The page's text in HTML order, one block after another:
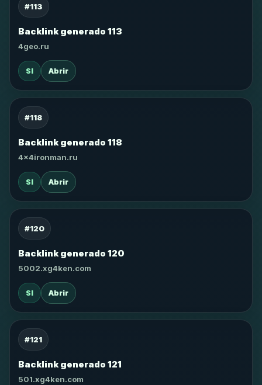
#113
Backlink generado 113
4geo.ru
SI Abrir
#118
Backlink generado 118
4x4ironman.ru
SI Abrir
#120
Backlink generado 120
5002.xg4ken.com
SI Abrir
#121
Backlink generado 121
501.xg4ken.com